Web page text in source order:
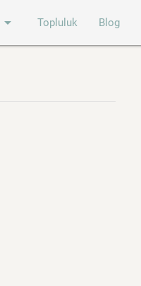
arrow_drop_down Topluluk Blog